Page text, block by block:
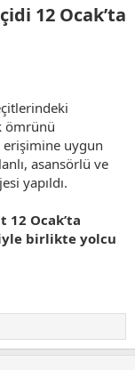
12 Ocak’ta
ömrünü
uygun
asansörlü ve
yapıldı.
12 Ocak’ta
birlikte yolcu